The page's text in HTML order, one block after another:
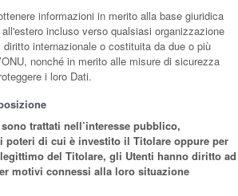
informazioni in merito alla base giuridica
incluso verso qualsiasi organizzazione
internazionale o costituita da due o più
nonché in merito alle misure di sicurezza
i loro Dati.
trattati nell’interesse pubblico,
poteri di cui è investito il Titolare oppure per
del Titolare, gli Utenti hanno diritto ad
motivi connessi alla loro situazione